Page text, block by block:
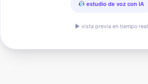
estudio de voz con IA
▶ vista previa en tiempo real